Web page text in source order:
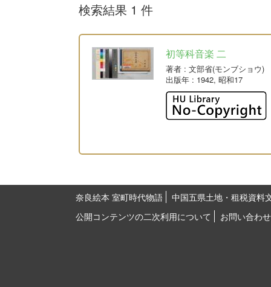
検索結果 1 件
初等科音楽 二
著者 : 文部省(モンブショウ)
出版年 : 1942, 昭和17
奈良絵本 室町時代物語
中国五県土地・租税資料
公開コンテンツの二次利用について
お問い合わせ